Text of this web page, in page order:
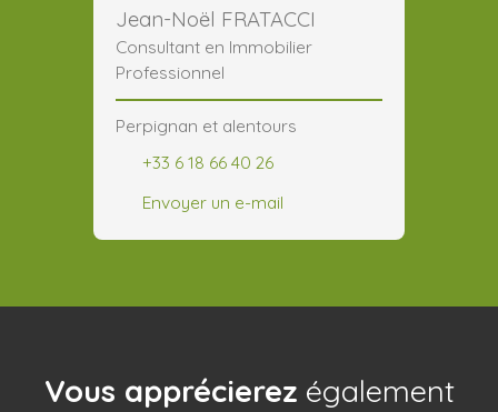
Jean-Noël FRATACCI
Consultant en Immobilier
Professionnel
Perpignan et alentours
+33 6 18 66 40 26
Envoyer un e-mail
Vous apprécierez également